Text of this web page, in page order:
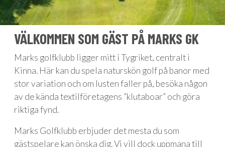
VÄLKOMMEN SOM GÄST PÅ MARKS GK
Marks golfklubb ligger mitt i Tygriket, centralt i
Kinna. Här kan du spela naturskön golf på banor med
stor variation och om lusten faller på, besöka någon
av de kända textilföretagens ”klutaboar” och göra
riktiga fynd.
Marks Golfklubb erbjuder det mesta du som
gästspelare kan önska dig. Vi vill dock uppmana till